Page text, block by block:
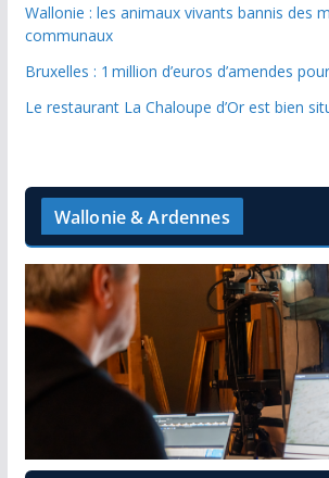
Wallonie : les animaux vivants bannis des
communaux
Bruxelles : 1 million d’euros d’amendes
Le restaurant La Chaloupe d’Or est bien
Wallonie & Ardennes